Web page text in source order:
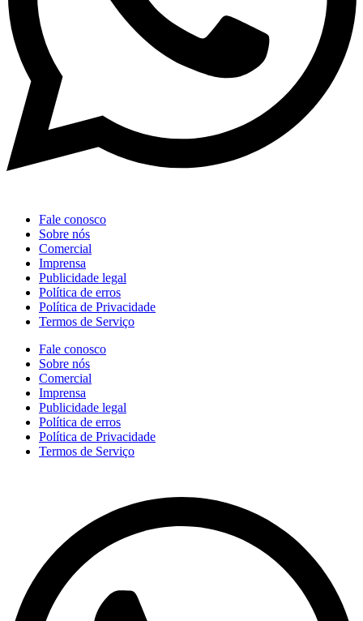
Fale conosco
Sobre nós
Comercial
Imprensa
Publicidade legal
Política de erros
Política de Privacidade
Termos de Serviço
Fale conosco
Sobre nós
Comercial
Imprensa
Publicidade legal
Política de erros
Política de Privacidade
Termos de Serviço